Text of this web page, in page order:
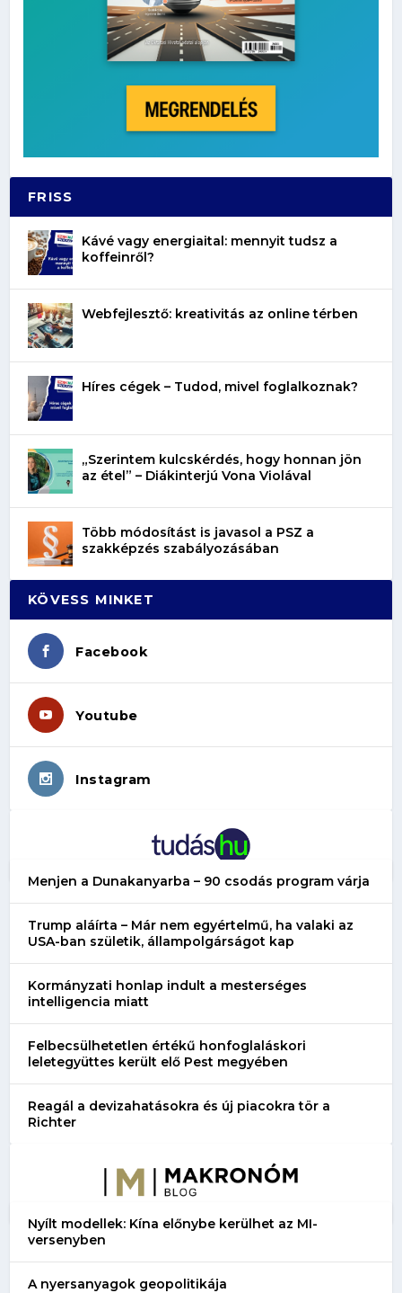
FRISS
Kávé vagy energiaital: mennyit tudsz a
koffeinről?
Webfejlesztő: kreativitás az online térben
Híres cégek – Tudod, mivel foglalkoznak?
„Szerintem kulcskérdés, hogy honnan jön
az étel” – Diákinterjú Vona Violával
Több módosítást is javasol a PSZ a
szakképzés szabályozásában
KÖVESS MINKET
Facebook
Youtube
Instagram
Menjen a Dunakanyarba – 90 csodás program várja
Trump aláírta – Már nem egyértelmű, ha valaki az
USA-ban születik, állampolgárságot kap
Kormányzati honlap indult a mesterséges
intelligencia miatt
Felbecsülhetetlen értékű honfoglaláskori
leletegyüttes került elő Pest megyében
Reagál a devizahatásokra és új piacokra tör a
Richter
Nyílt modellek: Kína előnybe kerülhet az MI-
versenyben
A nyersanyagok geopolitikája